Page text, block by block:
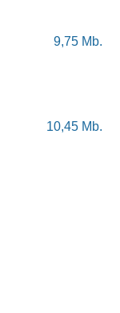
9,75 Mb.
10,45 Mb.